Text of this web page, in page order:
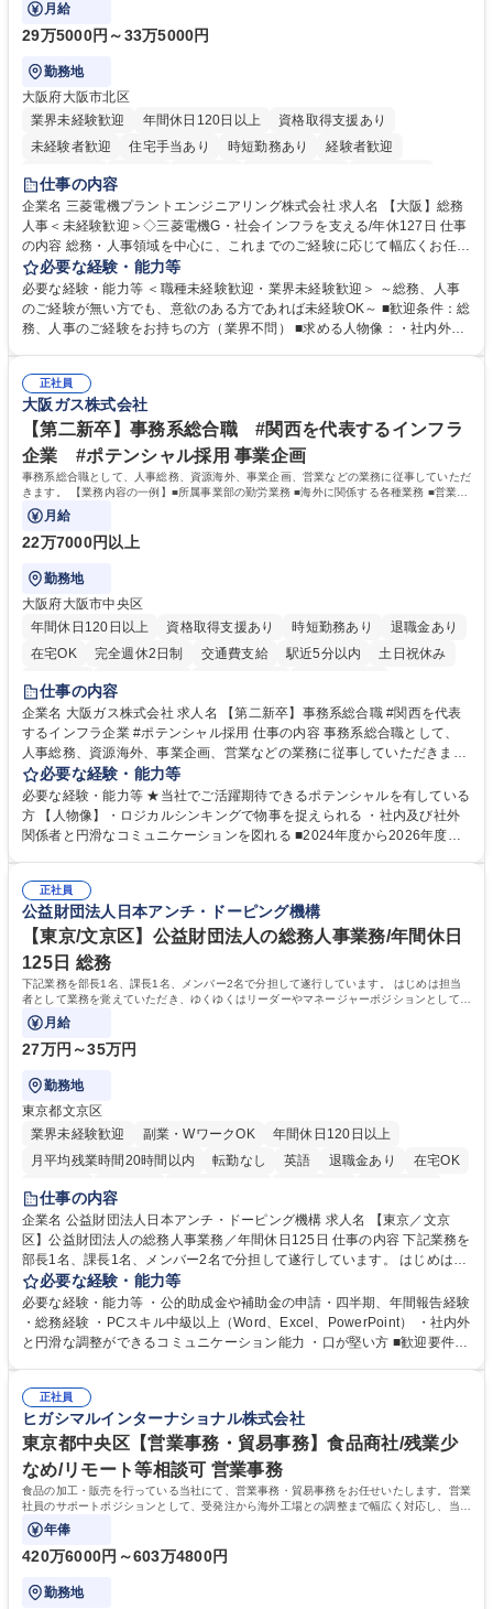
月給
29万5000円～33万5000円
勤務地
大阪府大阪市北区
業界未経験歓迎
年間休日120日以上
資格取得支援あり
未経験者歓迎
住宅手当あり 時短勤務あり
経験者歓迎
退職金あり
駅近5分以内
土日祝休み 服装自由 寮・社宅あり 食事補助あり
仕事の内容
企業名 三菱電機プラントエンジニアリング株式会社 求人名 【大阪】総務
人事＜未経験歓迎＞◇三菱電機G・社会インフラを支える/年休127日 仕事
の内容 総務・人事領域を中心に、これまでのご経験に応じて幅広くお任せ
します。 ＜具体的には＞ ・総務/人事労務（給与・社保・勤怠管理など）
・採用・教育研修 ・福利厚生運用 など ※基本的には事務所勤務ですが、
採用や教育等の業務内容により、関西圏以外への日帰り・宿泊を伴う国内
出張もございます。 ※担当業務を持ちつつ、お互いに助け合いながら、総
必要な経験・能力等
必要な経験・能力等 ＜職種未経験歓迎・業界未経験歓迎＞ ～総務、人事
のご経験が無い方でも、意欲のある方であれば未経験OK～ ■歓迎条件：総
務、人事のご経験をお持ちの方（業界不問） ■求める人物像：・社内外の
正社員
大阪ガス株式会社
【第二新卒】事務系総合職 #関西を代表するインフラ
企業 #ポテンシャル採用 事業企画
事務系総合職として、人事総務、資源海外、事業企画、営業などの業務に従事していただ
きます。 【業務内容の一例】■所属事業部の勤労業務 ■海外に関係する各種業務 ■営業部
門の企画スタッフ、ルート営業
月給
22万7000円以上
勤務地
大阪府大阪市中央区
年間休日120日以上
資格取得支援あり 時短勤務あり
退職金あり
在宅OK
完全週休2日制 交通費支給 駅近5分以内
土日祝休み
服装自由
第二新卒歓迎
仕事の内容
企業名 大阪ガス株式会社 求人名 【第二新卒】事務系総合職 #関西を代表
するインフラ企業 #ポテンシャル採用 仕事の内容 事務系総合職として、
人事総務、資源海外、事業企画、営業などの業務に従事していただきま
す。 【業務内容の一例】■所属事業部の勤労業務 ■海外に関係する各種業
務 ■営業部門の企画スタッフ、ルート営業 【キャリアパス】入社後の配属
ポジションで一定期間ご活躍頂いた後、本人の適性及び将来のキャリアを
鑑みてジョブローテーションを行います。 【育成】OJTでの現場育成や研
表するインフラ企業 #ポテンシャル採用
必要な経験・能力等
必要な経験・能力等 ★当社でご活躍期待できるポテンシャルを有している
方 【人物像】・ロジカルシンキングで物事を捉えられる ・社内及び社外
関係者と円滑なコミュニケーションを図れる ■2024年度から2026年度ま
72.html ■エネルギーセキュリティの不安定化や気候変動による自然災害の
甚大化など、これまで以上に社会課題解決の重要性が高まっています。
「未来の日常」の創造に向けて持続可能な社会の実現に貢献してまいりま
す。 学歴・資格 学歴：大学院 大学 語学力： 資格：
正社員
公益財団法人日本アンチ・ドーピング機構
【東京/文京区】公益財団法人の総務人事業務/年間休日
125日 総務
下記業務を部長1名、課長1名、メンバー2名で分担して遂行しています。 はじめは担当
者として業務を覚えていただき、ゆくゆくはリーダーやマネージャーポジションとして活
躍いただくことを期待しています。
月給
27万円～35万円
勤務地
東京都文京区
業界未経験歓迎
副業・WワークOK
年間休日120日以上
月平均残業時間20時間以内
転勤なし 英語 退職金あり
在宅OK
賞与あり
育休あり
食事補助あり
仕事の内容
企業名 公益財団法人日本アンチ・ドーピング機構 求人名 【東京／文京
区】公益財団法人の総務人事業務／年間休日125日 仕事の内容 下記業務を
部長1名、課長1名、メンバー2名で分担して遂行しています。 はじめは担
当者として業務を覚えていただき、ゆくゆくはリーダーやマネージャーポ
ジションとして活躍いただくことを期待しています。 【総務・人事グルー
プの業務内容】 ・人事制度関連 ・採用活動 ・教育研修の企画、実行 ・勤
怠管理 ・官公庁への各種提出 ・法定の会議運営（評議員会、理事会） ・
管理 ・福利厚生関連 ・職員からの問合せ、相談対応 ・その他日常の総務
業務全般 募集職種 【東京／文京区】公益財団法人の総務人事業務／年間
休日125日
必要な経験・能力等
必要な経験・能力等 ・公的助成金や補助金の申請・四半期、年間報告経験
・総務経験 ・PCスキル中級以上（Word、Excel、PowerPoint） ・社内外
と円滑な調整ができるコミュニケーション能力 ・口が堅い方 ■歓迎要件
正社員
ヒガシマルインターナショナル株式会社
東京都中央区【営業事務・貿易事務】食品商社/残業少
なめ/リモート等相談可 営業事務
食品の加工・販売を行っている当社にて、営業事務・貿易事務をお任せいたします。営業
社員のサポートポジションとして、受発注から海外工場との調整まで幅広く対応し、当社
事業の根幹を支えていただきます。
年俸
420万6000円～603万4800円
勤務地